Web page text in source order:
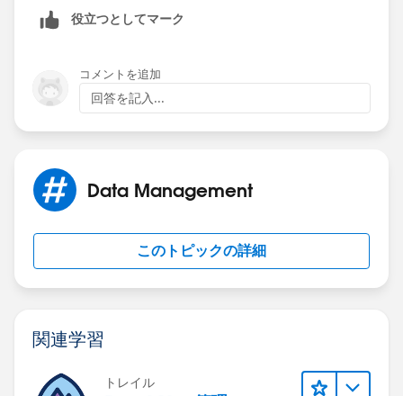
役立つとしてマーク
コメントを追加
回答を記入...
Data Management
このトピックの詳細
関連学習
トレイル